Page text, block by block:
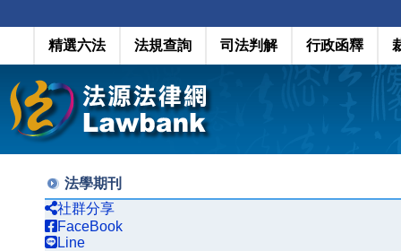
精選六法 法規查詢 司法判解 行政函釋
法學期刊
社群分享
FaceBook
Line